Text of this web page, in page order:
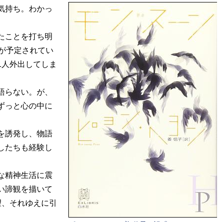
持ち。わかっ
ことを打ち明
予定されてい
外出してしま
ない。が、
っと心の中に
誘発し、物語
たちも経験し
精神生活に震
諦観を描いて
それゆえに引